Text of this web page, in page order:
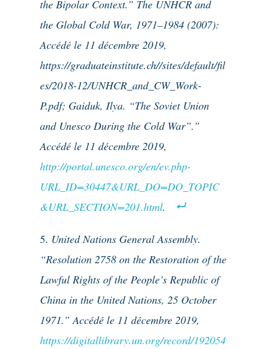
the Bipolar Context.” The UNHCR and
the Global Cold War, 1971–1984 (2007):
Accédé le 11 décembre 2019,
https://graduateinstitute.ch//sites/default/fil
es/2018-12/UNHCR_and_CW_Work-
P.pdf; Gaiduk, Ilya. “The Soviet Union
and Unesco During the Cold War”.”
Accédé le 11 décembre 2019,
http://portal.unesco.org/en/ev.php-
URL_ID=30447&URL_DO=DO_TOPIC
&URL_SECTION=201.html.
United Nations General Assembly.
“Resolution 2758 on the Restoration of the
Lawful Rights of the People’s Republic of
China in the United Nations, 25 October
1971.” Accédé le 11 décembre 2019,
https://digitallibrary.un.org/record/192054